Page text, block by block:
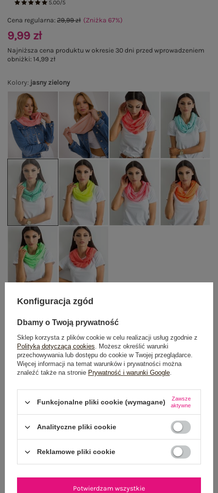
5.00/5
Kolory: jasny zielony
One size
Cena regularna:29,99 zł (Zniżka 67%)
9,99 zł
Najniższa cena produktu w okresie 30 dni przed wprowadzeniem
obniżki:14,99 zł
DODAJ DO KOSZYKA
Możesz kupić także poprzez:
Do darmowej dostawy brakuje 200,00 zł
100 dni na zwrot
Konfiguracja zgód
Dbamy o Twoją prywatność
Sklep korzysta z plików cookie w celu realizacji usług zgodnie z
Polityką dotyczącą cookies. Możesz określić warunki
przechowywania lub dostępu do cookie w Twojej przeglądarce.
Więcej informacji na temat warunków i prywatności można
znaleźć także na stronie Prywatność i warunki Google.
Funkcjonalne pliki cookie (wymagane)
Zawsze
aktywne
Analityczne pliki cookie
Reklamowe pliki cookie
Potwierdzam wszystkie